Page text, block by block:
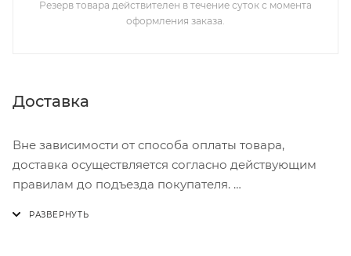
Резерв товара действителен в течение суток с момента
оформления заказа.
Доставка
Вне зависимости от способа оплаты товара,
доставка осуществляется согласно действующим
правилам до подъезда покупателя.